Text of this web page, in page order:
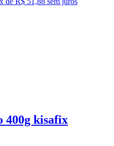
400g kisafix